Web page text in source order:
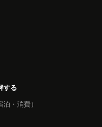
する
・消費）